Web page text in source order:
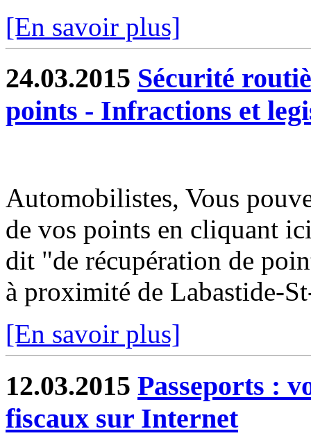
[En savoir plus]
24.03.2015 Sécurité
points - Infractions et
Automobilistes, Vous
de vos points en cliquant
dit "de récupération de
à proximité de Labastide-
[En savoir plus]
12.03.2015 Passeports :
fiscaux sur Internet